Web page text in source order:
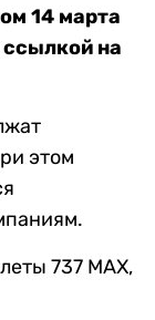
14 марта
ссылкой на
этом
737 MAX,